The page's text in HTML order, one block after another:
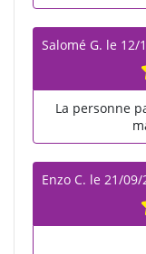
Salomé G. le 12/
La personne
Enzo C. le 21/09/